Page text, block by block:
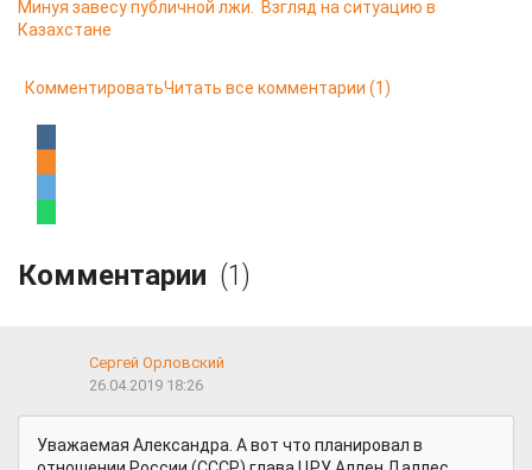
Минуя завесу публичной лжи. Взгляд на ситуацию в
Казахстане
КомментироватьЧитать все комментарии (1)
Комментарии (1)
Сергей Орловский
26.04.2019 18:26
Уважаемая Александра. А вот что планировал в